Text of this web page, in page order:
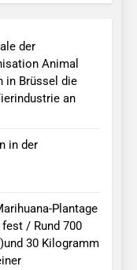
der
Animal
in Brüssel die
an
in der
Plantage
/ Rund 700
30 Kilogramm